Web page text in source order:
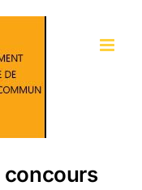
concours